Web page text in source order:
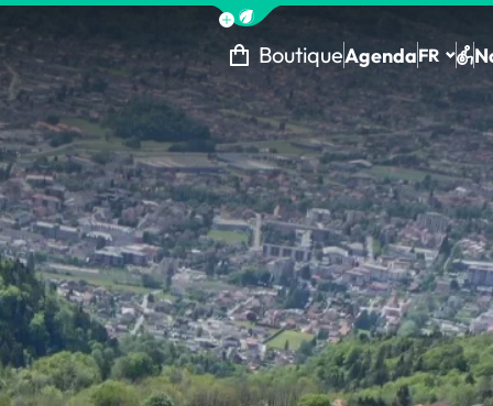
Afficher la barre de navigation
BoutiqueAgendaFR